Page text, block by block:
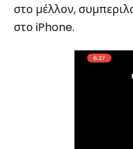
στο μέλλον,
στο iPhone.